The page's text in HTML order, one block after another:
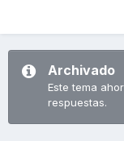
Archivado
Este tema
respuestas.